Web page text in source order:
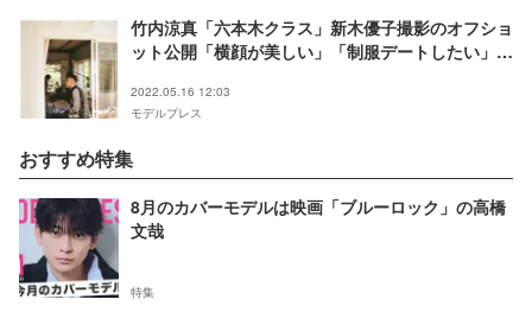
竹内涼真「六本木クラス」新木優子撮影のオフショ
ット公開「横顔が美しい」「制服デートしたい」と
2022.05.16 12:03
モデルプレス
おすすめ特集
8月のカバーモデルは映画「ブルーロック」の高橋
文哉
特集